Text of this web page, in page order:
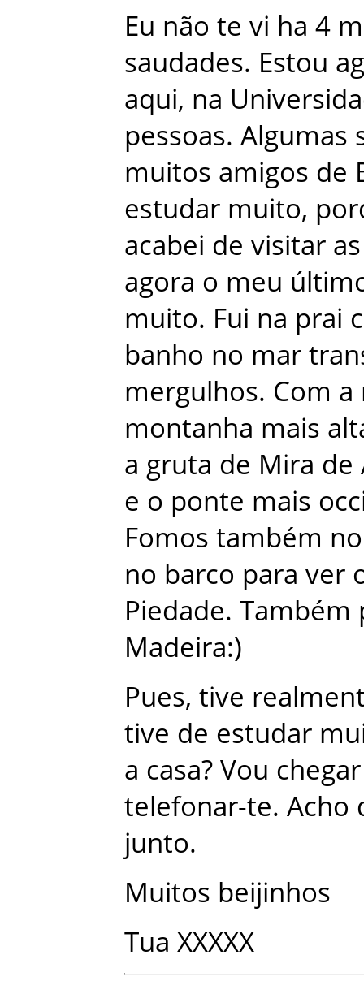
Eu não te vi ha 4
saudades. Estou
aqui, na
pessoas. Algumas
muitos amigos de
estudar muito,
acabei de visitar as
agora o meu
muito. Fui na prai
banho no mar
mergulhos. Com a
montanha mais
a gruta de Mira de
e o ponte mais
Fomos também no
no barco para ver
Piedade. Também
Madeira:)
Pues, tive
tive de estudar
a casa? Vou chegar
telefonar-te. Acho
junto.
Muitos beijinhos
Tua XXXXX